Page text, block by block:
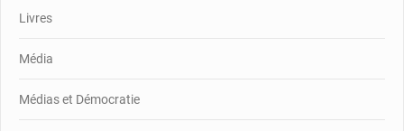
Livres
Média
Médias et Démocratie